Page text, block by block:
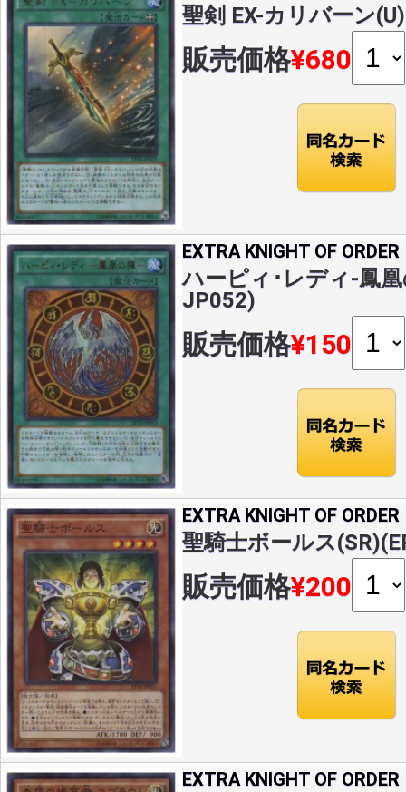
聖剣 EX-カリバーン
販売価格¥680
EXTRA KNIGHT OF ORDER
ハーピィ･レディ-鳳
JP052)
販売価格¥150
EXTRA KNIGHT OF ORDER
聖騎士ボールス
販売価格¥200
EXTRA KNIGHT OF ORDER